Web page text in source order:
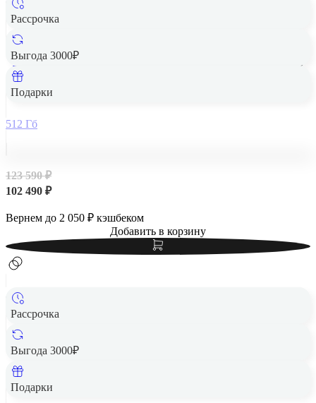
Рассрочка
Выгода 3000₽
Подарки
Apple iPad Air 13" (M2, 2024, 6 gen) Wi-Fi 512Gb Starlight,
512 Гб
123 590 ₽
102 490 ₽
Вернем до 2 050 ₽ кэшбеком
Добавить в корзину
Рассрочка
Выгода 3000₽
Подарки
Apple iPad Air 13" (M2, 2024, 6 gen) Wi-Fi 512Gb Purple,